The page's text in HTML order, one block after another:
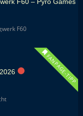
F60
FANPAGE-TIPP